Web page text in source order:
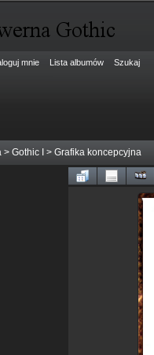
mnie Lista albumów Szukaj
> Gothic I > Grafika koncepcyjna